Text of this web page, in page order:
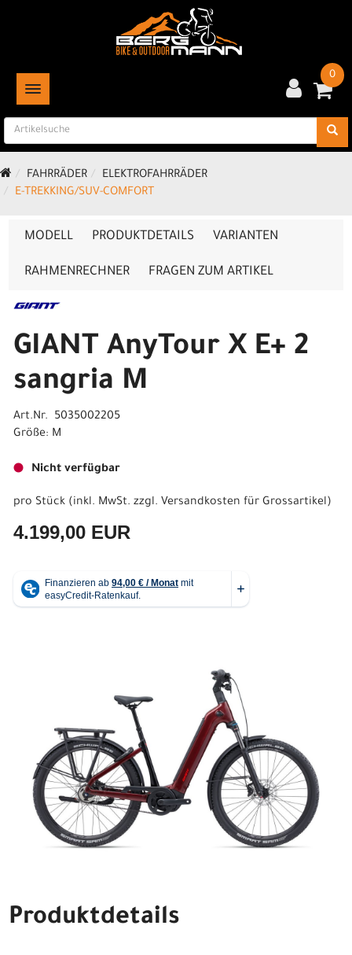
TOGGLE NAVIGATION
0
FAHRRÄDER
ELEKTROFAHRRÄDER
E-TREKKING/SUV-COMFORT
MODELL PRODUKTDETAILS VARIANTEN
RAHMENRECHNER FRAGEN ZUM ARTIKEL
GIANT AnyTour X E+ 2
sangria M
Art.Nr. 5035002205
Größe: M
Nicht verfügbar
pro Stück (inkl. MwSt. zzgl. Versandkosten für Grossartikel)
4.199,00 EUR
Produktdetails